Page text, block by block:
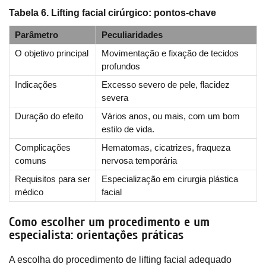
Tabela 6. Lifting facial cirúrgico: pontos-chave
Parâmetro
Peculiaridades
O objetivo principal
Movimentação e fixação de tecidos
profundos
Indicações
Excesso severo de pele, flacidez
severa
Duração do efeito
Vários anos, ou mais, com um bom
estilo de vida.
Complicações
comuns
Hematomas, cicatrizes, fraqueza
nervosa temporária
Requisitos para ser
médico
Especialização em cirurgia plástica
facial
Como escolher um procedimento e um
especialista: orientações práticas
A escolha do procedimento de lifting facial adequado